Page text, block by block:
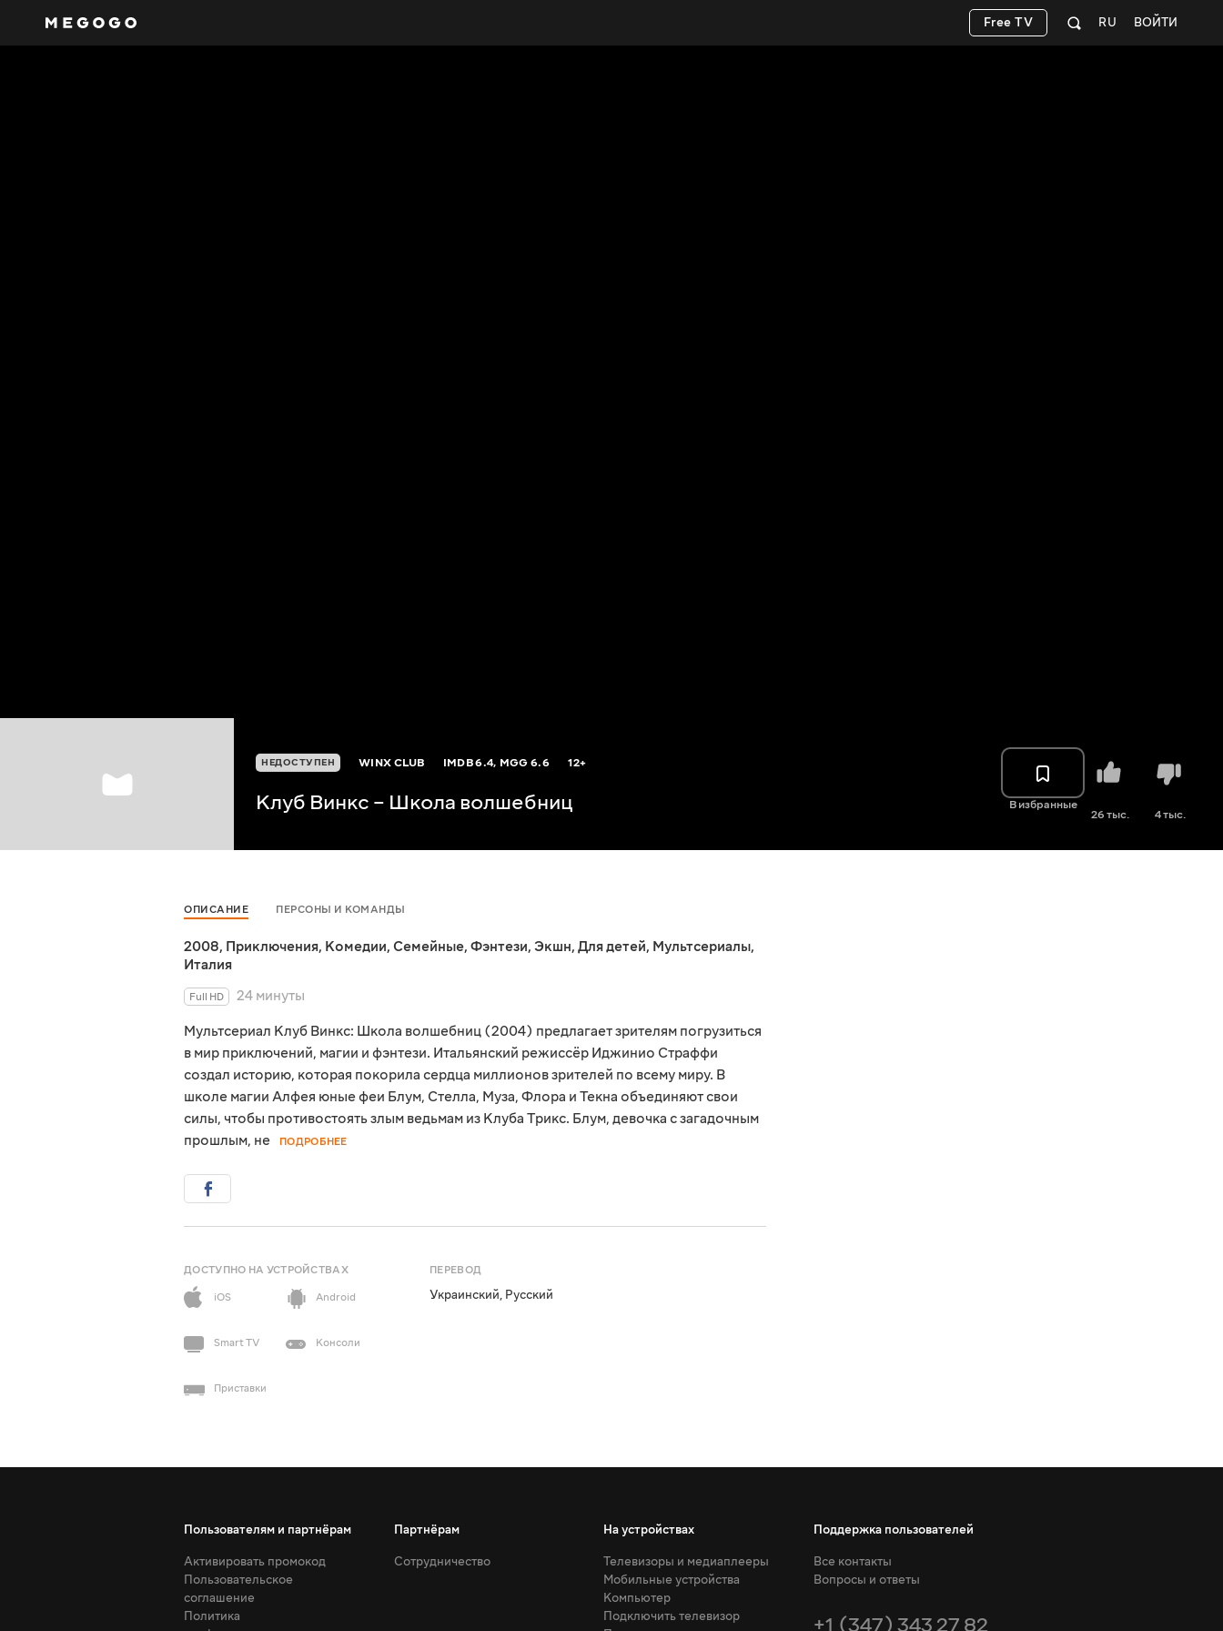
ВОЙТИ
RU
Free TV
НЕДОСТУПЕН WINX CLUB IMDB6.4, MGG6.6 12+
Клуб Винкс – Школа волшебниц В избранные
26 тыс. 4 тыс.
ОПИСАНИЕ ПЕРСОНЫ И КОМАНДЫ
2008, Приключения, Комедии, Семейные, Фэнтези, Экшн, Для детей, Мультсериалы,
Италия
Full HD
24 минуты
Мультсериал Клуб Винкс: Школа волшебниц (2004) предлагает зрителям погрузиться
в мир приключений, магии и фэнтези. Итальянский режиссёр Иджинио Страффи
создал историю, которая покорила сердца миллионов зрителей по всему миру. В
школе магии Алфея юные феи Блум, Стелла, Муза, Флора и Текна объединяют свои
силы, чтобы противостоять злым ведьмам из Клуба Трикс. Блум, девочка с загадочным
прошлым, не
ПОДРОБНЕЕ
ДОСТУПНО НА УСТРОЙСТВАХ
iOS
Android
Smart TV Консоли
Приставки
ПЕРЕВОД
Украинский, Русский
Пользователям и партнёрам
Активировать промокод
Пользовательское
соглашение
Политика
Партнёрам
Сотрудничество
На устройствах
Телевизоры и медиаплееры
Мобильные устройства
Компьютер
Подключить телевизор
Поддержка пользователей
Все контакты
Вопросы и ответы
+1 (347) 343 27 82